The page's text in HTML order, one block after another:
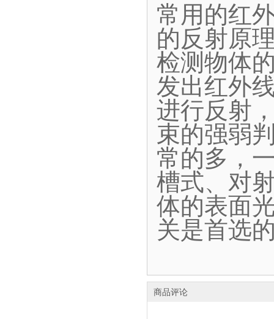
常用的红
的反射原
检测物体
发出红外
进行反射
束的强弱
常的多，
槽式、对
体的表面
关是首选
商品评论